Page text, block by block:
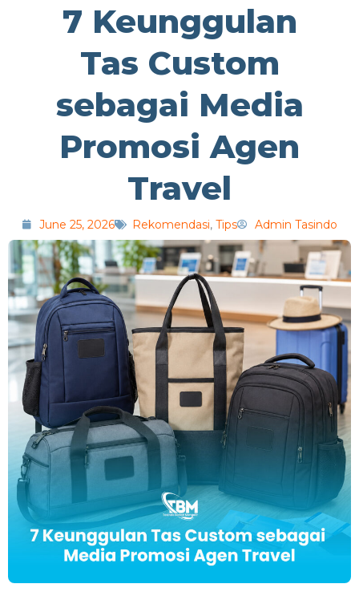
7 Keunggulan
Tas Custom
sebagai Media
Promosi Agen
Travel
June 25, 2026 Rekomendasi, Tips Admin Tasindo